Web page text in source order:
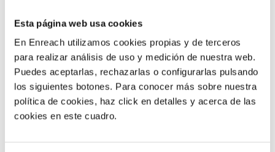
Esta página web usa cookies
En Enreach utilizamos cookies propias y de terceros
para realizar análisis de uso y medición de nuestra web.
Puedes aceptarlas, rechazarlas o configurarlas pulsando
los siguientes botones. Para conocer más sobre nuestra
política de cookies, haz click en detalles y acerca de las
cookies en este cuadro.
9 métricas de call center para medir
la satisfacción del cliente
11/06/2026